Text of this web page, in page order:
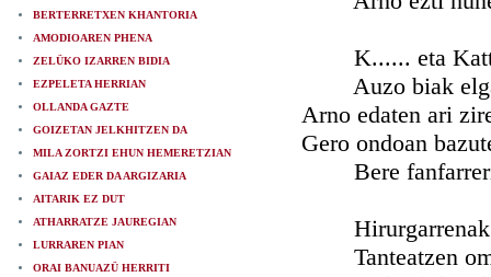
BERTERRETXEN KHANTORIA
AMODIOAREN PHENA
ZELÜKO IZARREN BIDIA
EZPELETA HERRIAN
OLLANDA GAZTE
GOIZETAN JELKHITZEN DA
MILA ZORTZI EHUN HEMERETZIAN
GAIAZ EDER DA ARGIZARIA
AITARIK EZ DUT
ATHARRATZE JAUREGIAN
LURRAREN PIAN
ORAI BANUAZÜ HERRITI
K...... eta
Auzo biak
Arno edaten ari
Gero ondoan
Bere
Hirurgarrenak
Tanteatzen